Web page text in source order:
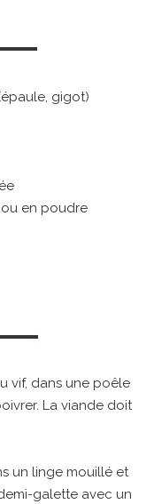
gigot)
en poudre
vif, dans une poêle
La viande doit
un linge mouillé et
galette avec un